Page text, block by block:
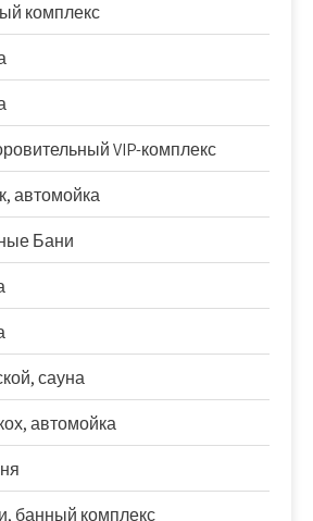
комплекс
VIP-комплекс
автомойка
Бани
сауна
автомойка
банный комплекс